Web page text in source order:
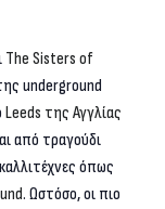
The Sisters of
underground
Leeds της Αγγλίας
από τραγούδι
όπως
. Ωστόσο, οι πιο